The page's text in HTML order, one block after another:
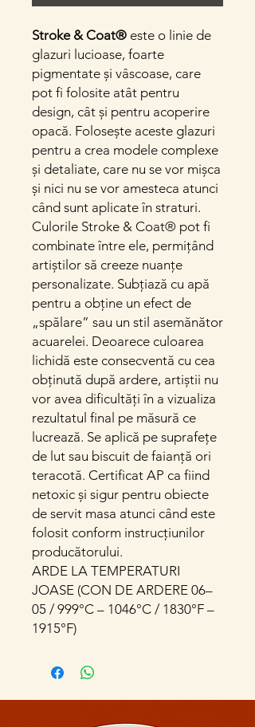
Stroke & Coat® este o linie de
glazuri lucioase, foarte
pigmentate și vâscoase, care
pot fi folosite atât pentru
design, cât și pentru acoperire
opacă. Folosește aceste glazuri
pentru a crea modele complexe
și detaliate, care nu se vor mișca
și nici nu se vor amesteca atunci
când sunt aplicate în straturi.
Culorile Stroke & Coat® pot fi
combinate între ele, permițând
artiștilor să creeze nuanțe
personalizate. Subțiază cu apă
pentru a obține un efect de
„spălare” sau un stil asemănător
acuarelei. Deoarece culoarea
lichidă este consecventă cu cea
obținută după ardere, artiștii nu
vor avea dificultăți în a vizualiza
rezultatul final pe măsură ce
lucrează. Se aplică pe suprafețe
de lut sau biscuit de faianță ori
teracotă. Certificat AP ca fiind
netoxic și sigur pentru obiecte
de servit masa atunci când este
folosit conform instrucțiunilor
producătorului.
ARDE LA TEMPERATURI
JOASE (CON DE ARDERE 06–
05 / 999°C – 1046°C / 1830°F –
1915°F)